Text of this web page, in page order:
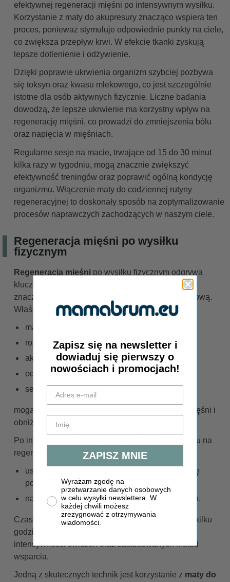
efektywnej regeneracji mięśni po intensywnym wysiłku.
Korzystanie z maty do akupresury znacząco wspiera ten
proces, ponieważ stymuluje odpowiednie punkty na ciele,
co zwiększa przepływ krwi. W efekcie tkanki zyskują
lepsze dotlenienie i odżywienie.
Dzięki poprawie ukrwienia organizm szybciej pozbywa
się toksyn oraz kwasu mlekowego, co jest szczególnie
istotne dla osób aktywnych fizycznie. Liczne badania
dowodzą, że lepsze ukrwienie ma korzystny wpływ na
regenerację mięśni, co prowadzi do zmniejszenia bólu
oraz napięcia w mięśniach.
Regularne sesje na macie, trwające od 15 do 30 minut
kilka razy w tygodniu, mogą znacznie zwiększyć
efektywność treningów oraz poprawić ogólną kondycję
organizmu. Włączenie maty do codziennej rutyny
regeneracyjnej to doskonały sposób na zoptymalizowanie
procesów naprawczych zachodzących w naszym ciele.
Regeneracja mięśni po wysiłku
fizycznym
Regeneracja mięśni po wysiłku fizycznym odgrywa
kluczową rolę w każdej rutynie treningowej, mając
znaczący wpływ na zdrowie oraz wydolność sportową.
Właściwe metody, takie jak:
masaże,
rozciąganie,
akupresura,
odpowiednia dieta,
sen oraz odpoczynek.
mogą znacznie przyspieszyć proces odbudowy mięśni i
obniżyć ryzyko kontuzji.
Po intensywnym treningu mięśnie potrzebują czasu na
regenerację. To złożony proces, który obejmuje:
usuwanie kwasu mlekowego gromadzącego się
podczas wysiłku,
naprawę mikrouszkodzeń włókien mięśniowych.
Czas potrzebny na regenerację może wynosić od kilku
godzin do nawet kilku dni i jest uzależniony od
intensywności ćwiczeń oraz zastosowanych metod
wsparcia.
Jedną z skutecznych technik jest korzystanie z maty do
Zapisz się na newsletter i
dowiaduj się pierwszy o
nowościach i promocjach!
ZAPISZ MNIE
Wyrażam zgodę na
przetwarzanie danych osobowych
w celu wysyłki newslettera. W
każdej chwili możesz
zrezygnować z otrzymywania
wiadomości.